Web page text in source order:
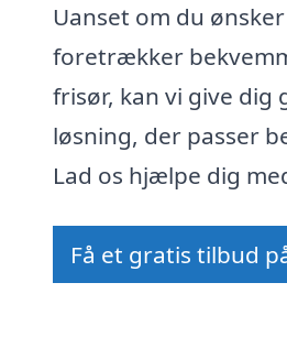
Uanset om du
foretrækker
frisør, kan vi give dig
løsning, der passer
Lad os hjælpe dig
Få et gratis tilbud